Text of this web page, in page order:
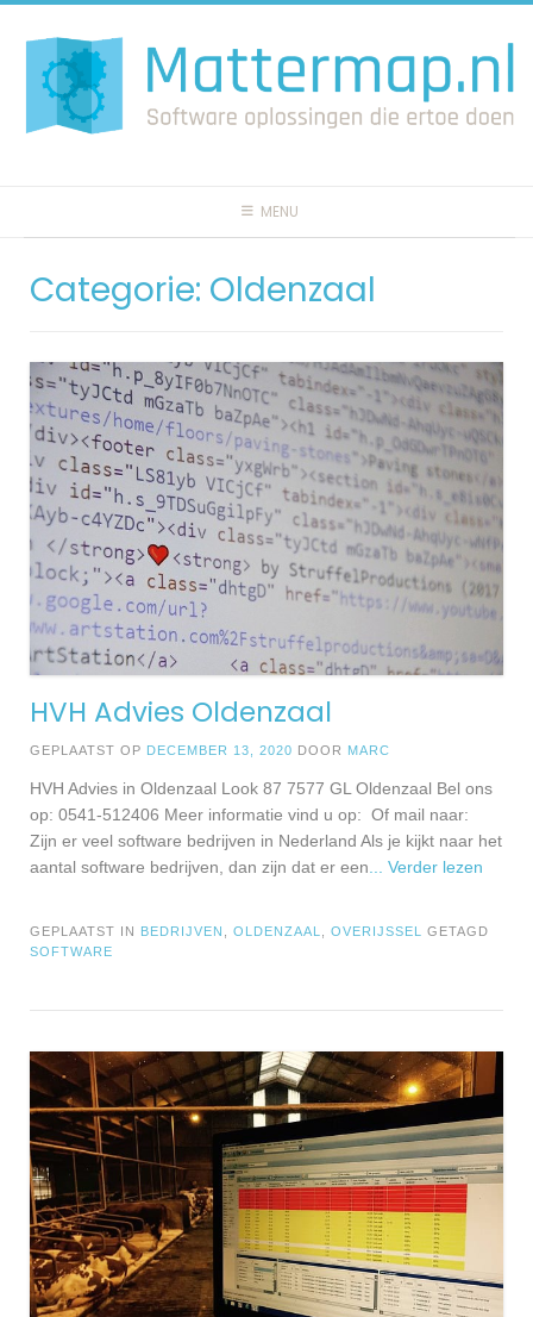
naar
inhoud
MENU
Categorie: Oldenzaal
HVH Advies Oldenzaal
GEPLAATST OP DECEMBER 13, 2020 DOOR MARC
HVH Advies in Oldenzaal Look 87 7577 GL Oldenzaal Bel ons
op: 0541-512406 Meer informatie vind u op: Of mail naar:
Zijn er veel software bedrijven in Nederland Als je kijkt naar het
aantal software bedrijven, dan zijn dat er een ... Verder lezen
GEPLAATST IN BEDRIJVEN OLDENZAAL OVERIJSSEL
GETAGD
SOFTWARE